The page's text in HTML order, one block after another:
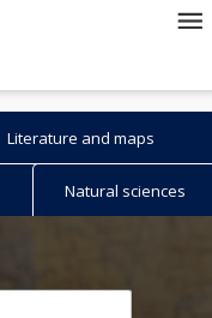
Literature and maps
Natural sciences